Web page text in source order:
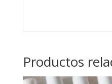
Productos